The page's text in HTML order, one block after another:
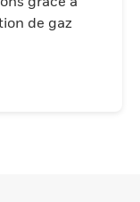
de gaz